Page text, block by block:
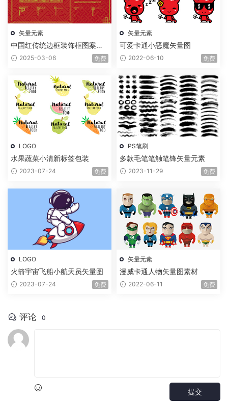
矢量元素
中国红传统边框装饰框图案矢
量素材
2025-03-06 免费
矢量元素
可爱卡通小恶魔矢量图
2022-06-10 免费
LOGO
水果蔬菜小清新标签包装
2023-07-24 免费
PS笔刷
多款毛笔笔触笔锋矢量元素
2023-11-29 免费
LOGO
火箭宇宙飞船小航天员矢量图
2023-07-24 免费
矢量元素
漫威卡通人物矢量图素材
2022-06-11 免费
评论 0
提交